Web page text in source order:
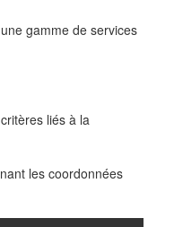
gamme de services
liés à la
les coordonnées